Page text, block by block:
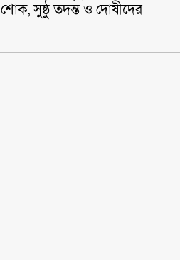
শোক, সুষ্ঠু তদন্ত ও দোষীদের